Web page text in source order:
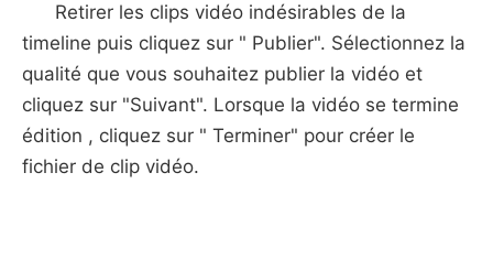
Retirer les clips vidéo indésirables de la
timeline puis cliquez sur " Publier". Sélectionnez la
qualité que vous souhaitez publier la vidéo et
cliquez sur "Suivant". Lorsque la vidéo se termine
édition , cliquez sur " Terminer" pour créer le
fichier de clip vidéo.